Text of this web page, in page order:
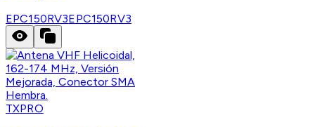
EPC150RV3EPC150RV3
TXPRO